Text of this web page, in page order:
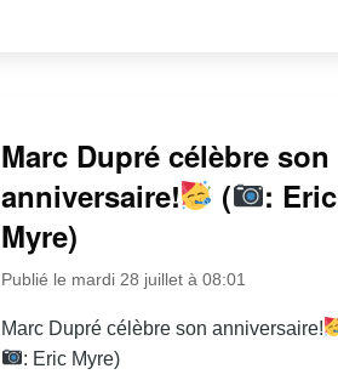
Marc Dupré célèbre son
anniversaire!
(
: Eric
Myre)
Publié le mardi 28 juillet à 08:01
Marc Dupré célèbre son anniversaire!
: Eric Myre)